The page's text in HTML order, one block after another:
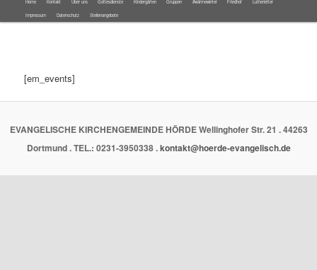
wechseln
Home Kontakt Über uns Gottesdienste Kindergärten Gruppen #wärmewinter Friedhof Lutherletter
Impressum Datenschutz Stellenangebote
[em_events]
EVANGELISCHE KIRCHENGEMEINDE HÖRDE Wellinghofer Str. 21 . 44263
Dortmund . TEL.: 0231-3950338 .kontakt@hoerde-evangelisch.de